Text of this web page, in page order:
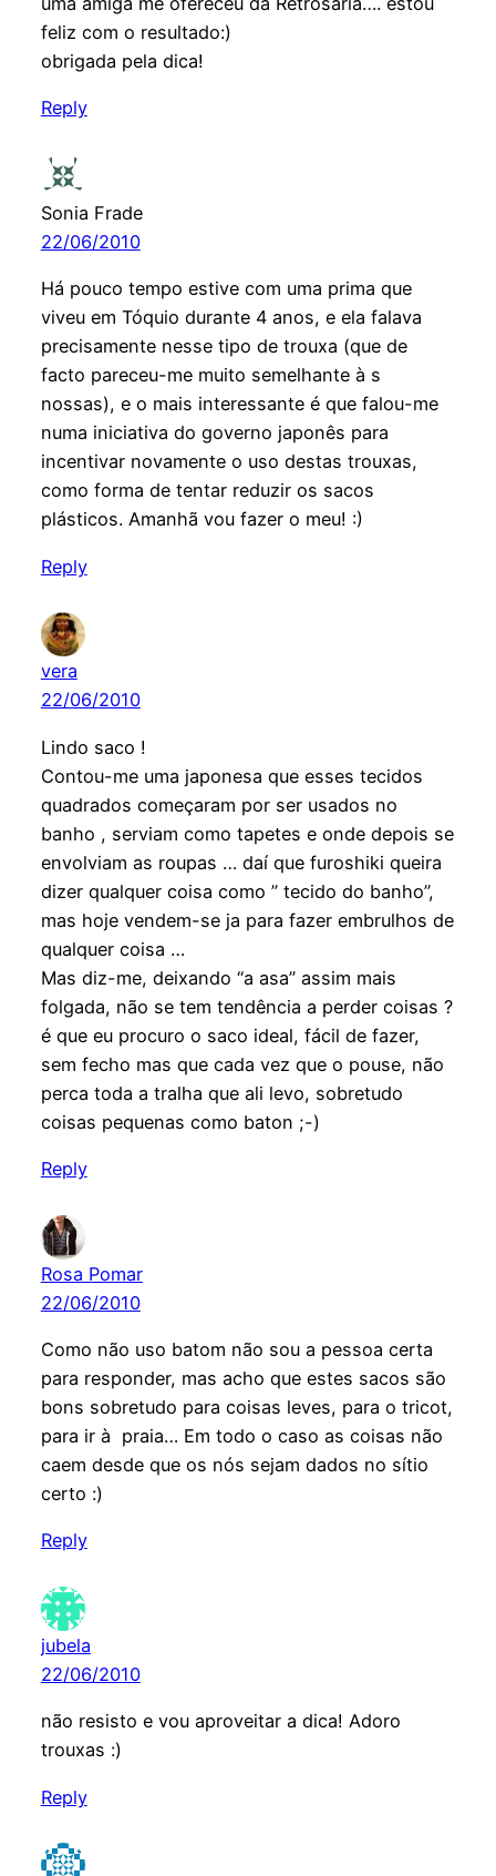
feliz com o resultado:)
obrigada pela dica!
Reply
Sonia Frade
22/06/2010
Há pouco tempo estive com uma prima que
viveu em Tóquio durante 4 anos, e ela falava
precisamente nesse tipo de trouxa (que de
facto pareceu-me muito semelhante à s
nossas), e o mais interessante é que falou-me
numa iniciativa do governo japonês para
incentivar novamente o uso destas trouxas,
como forma de tentar reduzir os sacos
plásticos. Amanhã vou fazer o meu! :)
Reply
vera
22/06/2010
Lindo saco !
Contou-me uma japonesa que esses tecidos
quadrados começaram por ser usados no
banho , serviam como tapetes e onde depois se
envolviam as roupas … daí que furoshiki queira
dizer qualquer coisa como ” tecido do banho”,
mas hoje vendem-se ja para fazer embrulhos de
qualquer coisa …
Mas diz-me, deixando “a asa” assim mais
folgada, não se tem tendência a perder coisas ?
é que eu procuro o saco ideal, fácil de fazer,
sem fecho mas que cada vez que o pouse, não
perca toda a tralha que ali levo, sobretudo
coisas pequenas como baton ;-)
Reply
Rosa Pomar
22/06/2010
Como não uso batom não sou a pessoa certa
para responder, mas acho que estes sacos são
bons sobretudo para coisas leves, para o tricot,
para ir à praia… Em todo o caso as coisas não
caem desde que os nós sejam dados no sítio
certo :)
Reply
jubela
22/06/2010
não resisto e vou aproveitar a dica! Adoro
trouxas :)
Reply